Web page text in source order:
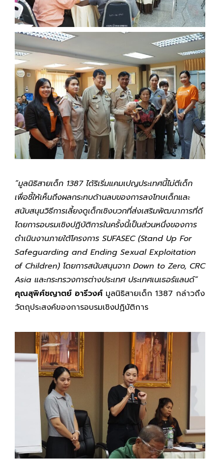
“มูลนิธิสายเด็ก 1387 ได้ริเริ่มแคมเปญประเทศนี้ไม่ตีเด็ก
เพื่อชี้ให้เห็นถึงผลกระทบด้านลบของการลงโทษเด็กและ
สนับสนุนวิธีการเลี้ยงดูเด็กเชิงบวกที่ส่งเสริมพัฒนาการที่ดี
โดยการอบรมเชิงปฏิบัติการในครั้งนี้เป็นส่วนหนึ่งของการ
ดำเนินงานภายใต้โครงการ SUFASEC (Stand Up For
Safeguarding and Ending Sexual Exploitation
of Children) โดยการสนับสนุนจาก Down to Zero, CRC
Asia และกระทรวงการต่างประเทศ ประเทศเนเธอร์แลนด์”
คุณสุพิศ์ชญาตย์ อารีวงศ์ มูลนิธิสายเด็ก 1387 กล่าวถึง
วัตถุประสงค์ของการอบรมเชิงปฏิบัติการ